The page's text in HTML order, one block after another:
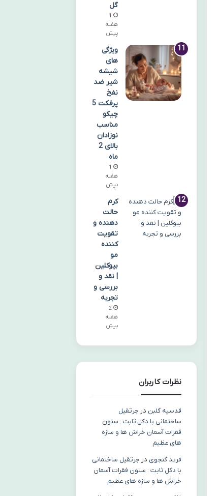
گل
1
هفته
پیش
ویژگی
های
شیشه
شیر ضد
نفخ
پرفکت 5
چیکو
مناسب
نوزادان
بالای 2
ماه
1
هفته
پیش
کرم
حالت
دهنده و
تقویت
کننده
مو
بیوکلین
| نقد و
بررسی و
تجربه
2
هفته
پیش
نظرات کاربران
قدسیه گلبن در جرثقیل
ساختمانی با دکل ثابت : ستون
فقرات آسمان خراش ها و سازه
های عظیم
فرید گنجوی در جرثقیل ساختمانی
با دکل ثابت : ستون فقرات آسمان
خراش ها و سازه های عظیم